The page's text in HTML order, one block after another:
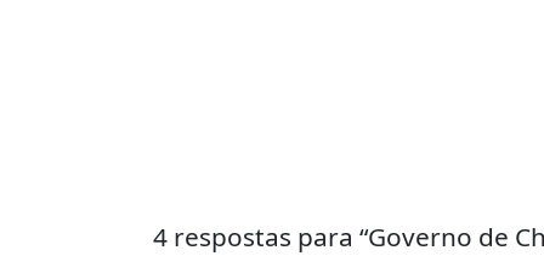
4 respostas para “Governo de